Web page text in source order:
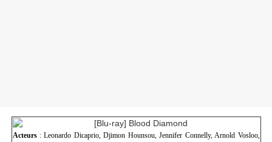
Acteurs: Leonardo Dicaprio, Djimon Hounsou, Jennifer Connelly, Arnold Vosloo,